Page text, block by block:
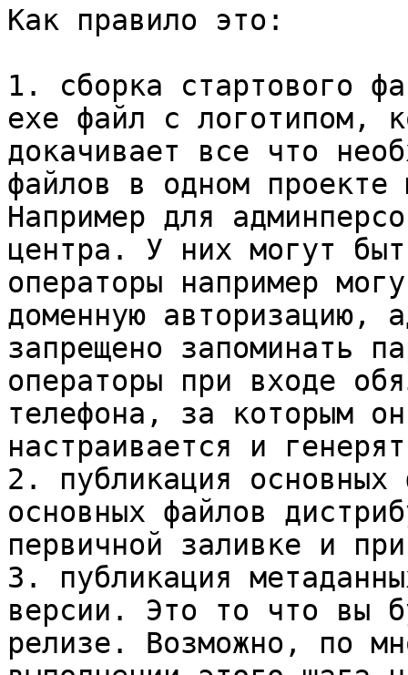
Как правило это:
1. сборка стартового
exe файл с логотипом,
докачивает все что
файлов в одном
Например для
центра. У них могут
операторы например
доменную авторизацию,
запрещено запоминать
операторы при входе
телефона, за которым
настраивается и
2. публикация основных
основных файлов
первичной заливке и
3. публикация
версии. Это то что вы
релизе. Возможно, по